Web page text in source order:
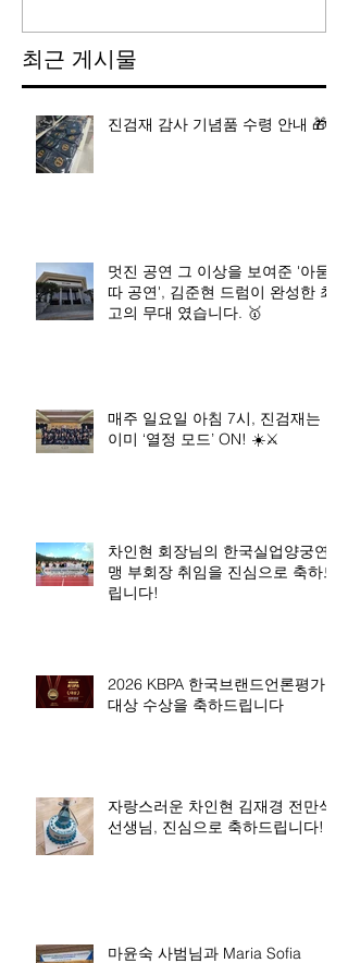
최근 게시물
진검재 감사 기념품 수령 안내 🎁
멋진 공연 그 이상을 보여준 '아묻
따 공연', 김준현 드럼이 완성한 최
고의 무대 였습니다. 🥇
매주 일요일 아침 7시, 진검재는
이미 ‘열정 모드’ ON! ☀️⚔️
차인현 회장님의 한국실업양궁연
맹 부회장 취임을 진심으로 축하드
립니다!
2026 KBPA 한국브랜드언론평가
대상 수상을 축하드립니다
자랑스러운 차인현 김재경 전만석
선생님, 진심으로 축하드립니다!
마윤숙 사범님과 Maria Sofia